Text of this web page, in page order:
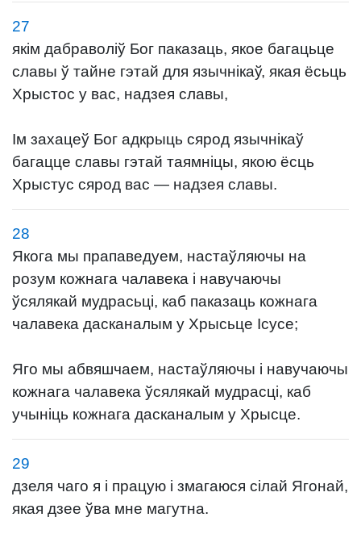
27
якім дабраволіў Бог паказаць, якое багацьце
славы ў тайне гэтай для язычнікаў, якая ёсьць
Хрыстос у вас, надзея славы,
Ім захацеў Бог адкрыць сярод язычнікаў
багацце славы гэтай таямніцы, якою ёсць
Хрыстус сярод вас — надзея славы.
28
Якога мы прапаведуем, настаўляючы на
розум кожнага чалавека і навучаючы
ўсялякай мудрасьці, каб паказаць кожнага
чалавека дасканалым у Хрысьце Ісусе;
Яго мы абвяшчаем, настаўляючы і навучаючы
кожнага чалавека ўсялякай мудрасці, каб
учыніць кожнага дасканалым у Хрысце.
29
дзеля чаго я і працую і змагаюся сілай Ягонай,
якая дзее ўва мне магутна.